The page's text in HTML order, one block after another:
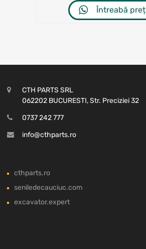
Întreabă preț
CTH PARTS SRL
062202 BUCURESTI, Str. Preciziei 32
0737 242 777
info@cthparts.ro
cthparts.ro
seniledecauciuc.com
excavator.expert